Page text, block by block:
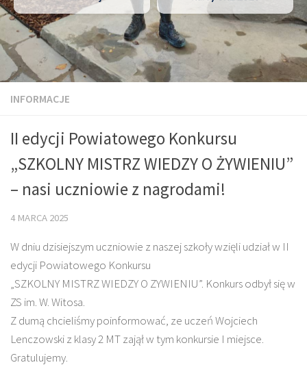
INFORMACJE
II edycji Powiatowego Konkursu
„SZKOLNY MISTRZ WIEDZY O ŻYWIENIU”
– nasi uczniowie z nagrodami!
4 MARCA 2025
W dniu dzisiejszym uczniowie z naszej szkoły wzięli udział w II
edycji Powiatowego Konkursu
„SZKOLNY MISTRZ WIEDZY O ZYWIENIU”. Konkurs odbył się w
ZS im. W. Witosa.
Z dumą chcieliśmy poinformować, ze uczeń Wojciech
Lenczowski z klasy 2 MT zajął w tym konkursie I miejsce.
Gratulujemy.